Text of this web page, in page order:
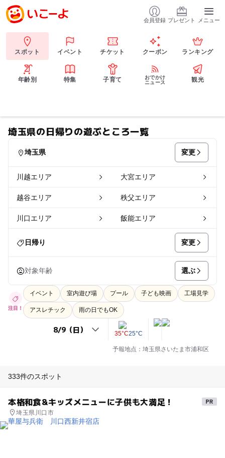
会員登録 プレゼント メニュー
スポット イベント チケット クーポン ランキング
年齢別 特集 子育て
おでかけ
ニュース
観光
埼玉県の日帰りの遊ぶところ一覧
埼玉県 変更
川越エリア 大宮エリア
越谷エリア 秩父エリア
川口エリア 飯能エリア
日帰り 変更
対象年齢 選ぶ
注目！
イベント 室内遊び場 プール 子ども映画 工場見学
アスレチック 雨の日でもOK
35°C25°C
予報地点：埼玉県さいたま市浦和区
333件のスポット
本格和食&キッズメニューに子供も大満足！
埼玉県川口市